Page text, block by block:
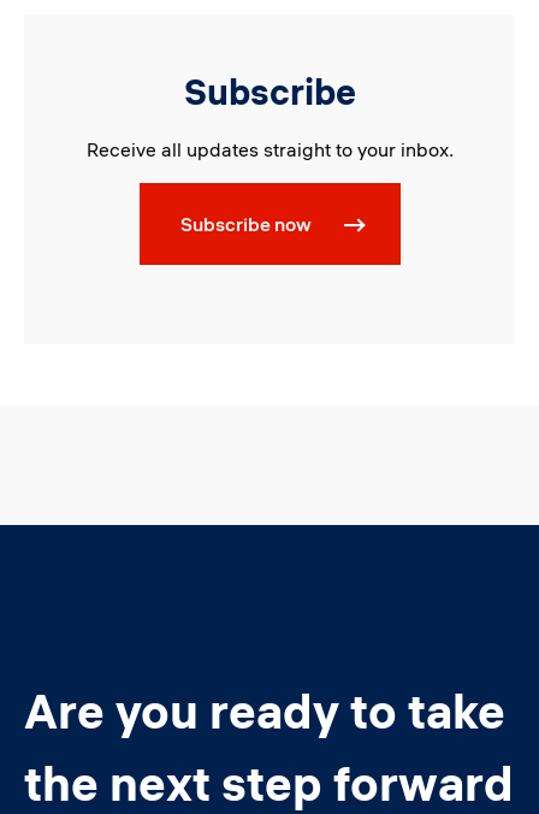
Subscribe
Receive all updates straight to your inbox.
Subscribe now
Are you ready to take
the next step forward